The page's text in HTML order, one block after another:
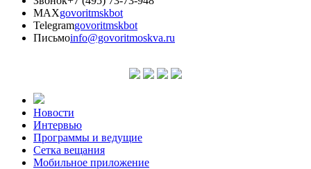
MAXgovoritmskbot
Telegramgovoritmskbot
Письмоinfo@govoritmoskva.ru
Новости
Интервью
Программы и ведущие
Сетка вещания
Мобильное приложение